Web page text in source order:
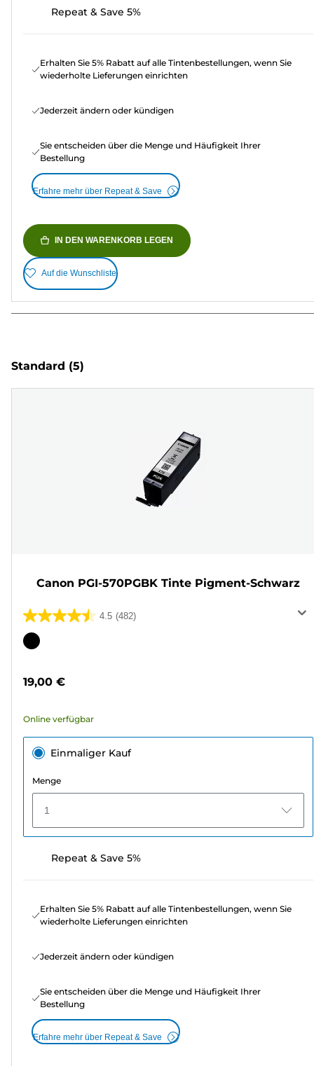
Repeat & Save 5%
Erhalten Sie 5% Rabatt auf alle Tintenbestellungen, wenn Sie
wiederholte Lieferungen einrichten
Jederzeit ändern oder kündigen
Sie entscheiden über die Menge und Häufigkeit Ihrer
Bestellung
Erfahre mehr über Repeat & Save
IN DEN WARENKORB LEGEN
Auf die Wunschliste
Standard (5)
Canon PGI-570PGBK Tinte Pigment-Schwarz
4.5 (482)
4.5
von
482
Farbpatrone
19,00 €
Online verfügbar
Einmaliger Kauf
Menge
1
Repeat & Save 5%
Erhalten Sie 5% Rabatt auf alle Tintenbestellungen, wenn Sie
wiederholte Lieferungen einrichten
Jederzeit ändern oder kündigen
Sie entscheiden über die Menge und Häufigkeit Ihrer
Bestellung
Erfahre mehr über Repeat & Save